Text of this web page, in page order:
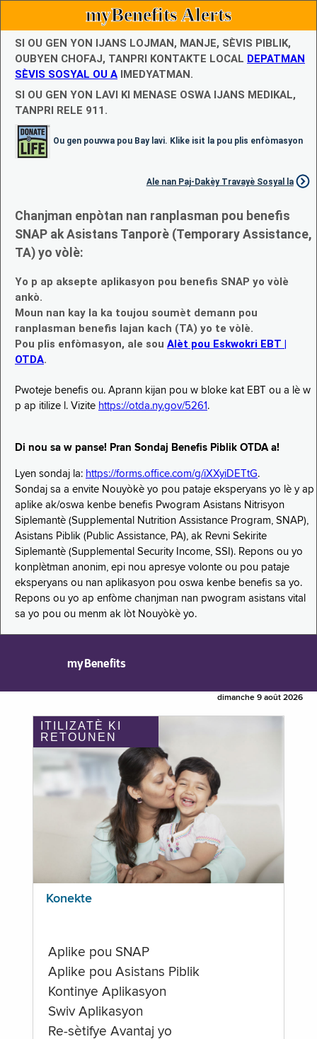
myBenefits Alerts
SI OU GEN YON IJANS LOJMAN, MANJE, SÈVIS PIBLIK,
OUBYEN CHOFAJ, TANPRI KONTAKTE LOCAL DEPATMAN
SÈVIS SOSYAL OU A IMEDYATMAN.
SI OU GEN YON LAVI KI MENASE OSWA IJANS MEDIKAL,
TANPRI RELE 911.
Ou gen pouvwa pou Bay lavi. Klike isit la pou plis enfòmasyon
Ale nan Paj-Dakèy Travayè Sosyal la
Chanjman enpòtan nan ranplasman pou benefis
SNAP ak Asistans Tanporè (Temporary Assistance,
TA) yo vòlè:
Yo p ap aksepte aplikasyon pou benefis SNAP yo vòlè
ankò.
Moun nan kay la ka toujou soumèt demann pou
ranplasman benefis lajan kach (TA) yo te vòlè.
Pou plis enfòmasyon, ale sou Alèt pou Eskwokri EBT |
OTDA.
Pwoteje benefis ou. Aprann kijan pou w bloke kat EBT ou a lè w
p ap itilize l. Vizite https://otda.ny.gov/5261 .
Di nou sa w panse! Pran Sondaj Benefis Piblik OTDA a!
Lyen sondaj la: https://forms.office.com/g/iXXyiDETtG.
Sondaj sa a envite Nouyòkè yo pou pataje eksperyans yo lè y ap
aplike ak/oswa kenbe benefis Pwogram Asistans Nitrisyon
Siplemantè (Supplemental Nutrition Assistance Program, SNAP),
Asistans Piblik (Public Assistance, PA), ak Revni Sekirite
Siplemantè (Supplemental Security Income, SSI). Repons ou yo
konplètman anonim, epi nou apresye volonte ou pou pataje
eksperyans ou nan aplikasyon pou oswa kenbe benefis sa yo.
Repons ou yo ap enfòme chanjman nan pwogram asistans vital
sa yo pou ou menm ak lòt Nouyòkè yo.
myBenefits
dimanche 9 août 2026
ITILIZATÈ KI
RETOUNEN
Konekte
Aplike pou SNAP
Aplike pou Asistans Piblik
Kontinye Aplikasyon
Swiv Aplikasyon
Re-sètifye Avantaj yo